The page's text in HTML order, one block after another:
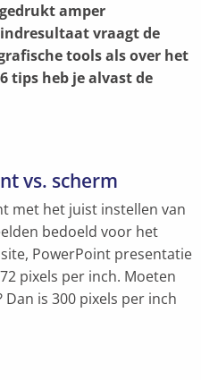
amper
vraagt de
tools als over het
tips heb je alvast de
vs. scherm
met het juist instellen van
bedoeld voor het
PowerPoint presentatie
pixels per inch. Moeten
is 300 pixels per inch